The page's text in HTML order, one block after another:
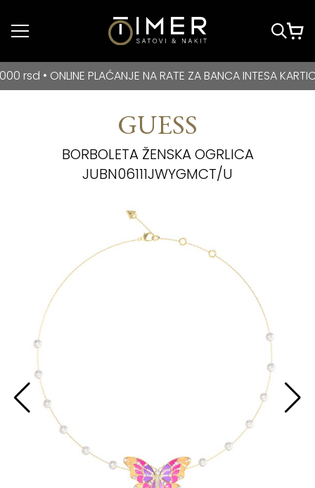
Idi do glavnog
BESPLATNA DOSTAVA za kupovine veće od 3000 rsd •
PLAĆANJE NA RATE ZA BANCA INTESA KARTICE
GUESS
BORBOLETA ŽENSKA OGRLICA
JUBN06111JWYGMCT/U